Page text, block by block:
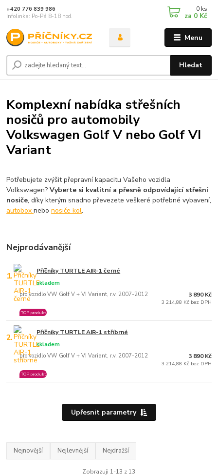
Menu
Hledat
+420 776 839 986
Infolinka: Po-Pá 8-18 hod.
0 ks
za 0 Kč
Komplexní nabídka střešních
nosičů pro automobily
Volkswagen Golf V nebo Golf VI
Variant
Potřebujete zvýšit přepravní kapacitu Vašeho vozidla
Volkswagen?Vyberte si kvalitní a přesně odpovídající střešní
nosiče, díky kterým snadno převezete veškeré potřebné vybavení,
autoboxnebonosiče kol.
Nejprodávanější
1. Příčníky TURTLE AIR-1 černé
pro vozidlo VW Golf V + VI Variant, r.v. 2007-2012
skladem
TOP produkt
3 890 Kč
3 214,88 Kč bez DPH
2. Příčníky TURTLE AIR-1 stříbrné
pro vozidlo VW Golf V + VI Variant, r.v. 2007-2012
skladem
TOP produkt
3 890 Kč
3 214,88 Kč bez DPH
Upřesnit parametry
Nejnovější Nejlevnější Nejdražší
Zobrazuji 1-13 z 13